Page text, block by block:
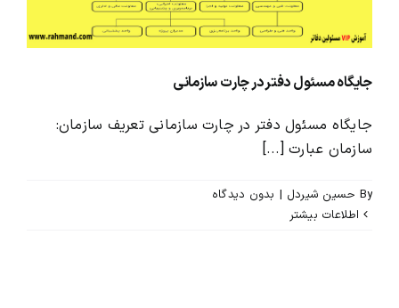
درباره ما و تماس با ما
جایگاه مسئول دفتر در چارت سازمانی
جایگاه مسئول دفتر در چارت سازمانی تعریف سازمان:
سازمان عبارت [...]
By حسین شیردل | بدون ديدگاه
اطلاعات بیشتر